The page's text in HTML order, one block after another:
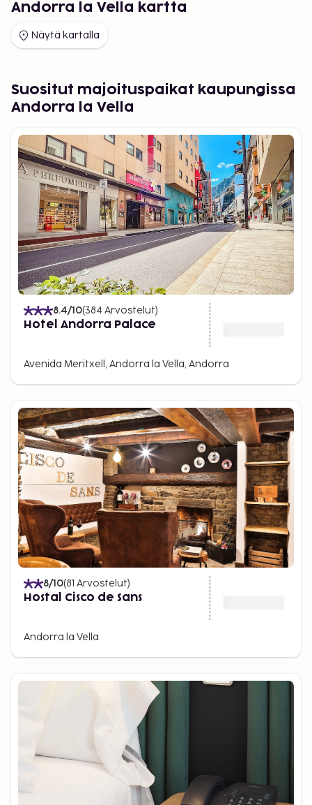
Andorra la Vella kartta
Näytä kartalla
Suositut majoituspaikat kaupungissa
Andorra la Vella
8.4/10(384 Arvostelut)
Hotel Andorra Palace
Avenida Meritxell, Andorra la Vella, Andorra
8/10(81 Arvostelut)
Hostal Cisco de Sans
Andorra la Vella